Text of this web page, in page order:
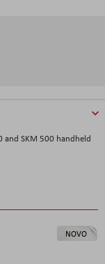
and SKM 500 handheld
NOVO